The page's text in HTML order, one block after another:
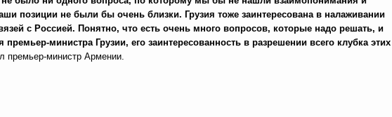
позиции не были бы очень близки. Грузия тоже заинтересована в налаживании
с Россией. Понятно, что есть очень много вопросов, которые надо решать, и
министра Грузии, его заинтересованность в разрешении всего клубка этих
премьер-министр Армении.